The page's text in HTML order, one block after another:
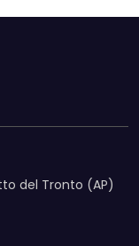
del Tronto (AP)